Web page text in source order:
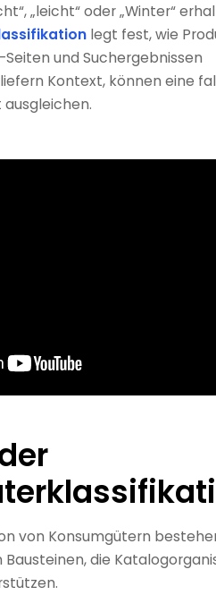
„leicht“ oder „Winter“
legt fest, wie
und Suchergebnissen
Kontext, können eine
von Konsumgütern
die